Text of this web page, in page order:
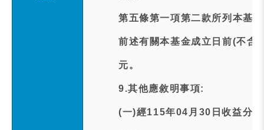
第五條第一項第二款所列本基
前述有關本基金成立日前(不含
元。
9.其他應敘明事項:
(一)經115年04月30日收益分